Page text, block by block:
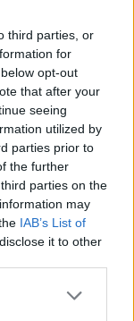
third parties, or
for
opt-out
that after your
seeing
utilized by
parties prior to
the further
parties on the
may
IAB’s List of
it to other
përcakton
për
në Qafë